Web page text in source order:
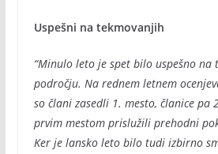
Uspešni na tekmovanjih
“Minulo leto je spet bilo uspešno na
področju. Na rednem letnem
so člani zasedli 1. mesto, članice pa
prvim mestom prislužili prehodni
Ker je lansko leto bilo tudi izbirno